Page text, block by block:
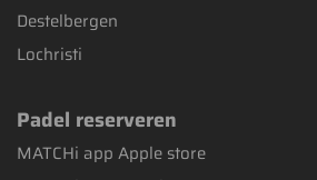
Destelbergen
Lochristi
Padel reserveren
MATCHi app Apple store